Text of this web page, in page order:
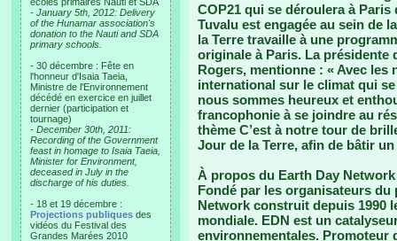
- January 5th, 2012: Delivery
of the Hunamar association's
donation to the Nauti and SDA
primary schools.
- 30 décembre : Fête en
l'honneur d'Isaia Taeia,
Ministre de l'Environnement
décédé en exercice en juillet
dernier (participation et
tournage)
- December 30th, 2011:
Recording of the Government
feast in homage to Isaia Taeia,
Minister for Environment,
deceased in July in the
discharge of his duties.
- 18 et 19 décembre :
Projections publiques des
vidéos du Festival des
Grandes Marées 2010
COP21 qui se déroulera à Paris
Tuvalu est engagée au sein de
la Terre travaille à une
originale à Paris. La présidente
Rogers, mentionne : « Avec les
international sur le climat qui
nous sommes heureux et
francophonie à se joindre au
thème C’est à notre tour de
Jour de la Terre, afin de bâtir
À propos du Earth Day
Fondé par les organisateurs du
Network construit depuis 1990
mondiale. EDN est un
environnementales. Promoteur